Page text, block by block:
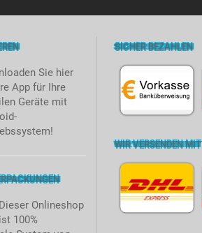
Sie hier
App für Ihre
Geräte mit
Dieser Onlineshop
ist 100%
SICHER BEZAHLEN
WIR VERSENDEN MIT